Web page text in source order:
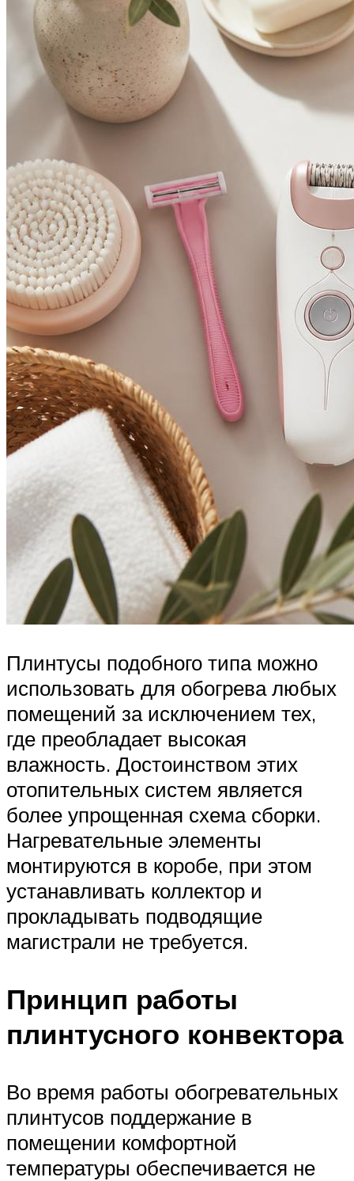
Плинтусы подобного типа можно
использовать для обогрева любых
помещений за исключением тех,
где преобладает высокая
влажность. Достоинством этих
отопительных систем является
более упрощенная схема сборки.
Нагревательные элементы
монтируются в коробе, при этом
устанавливать коллектор и
прокладывать подводящие
магистрали не требуется.
Принцип работы
плинтусного конвектора
Во время работы обогревательных
плинтусов поддержание в
помещении комфортной
температуры обеспечивается не